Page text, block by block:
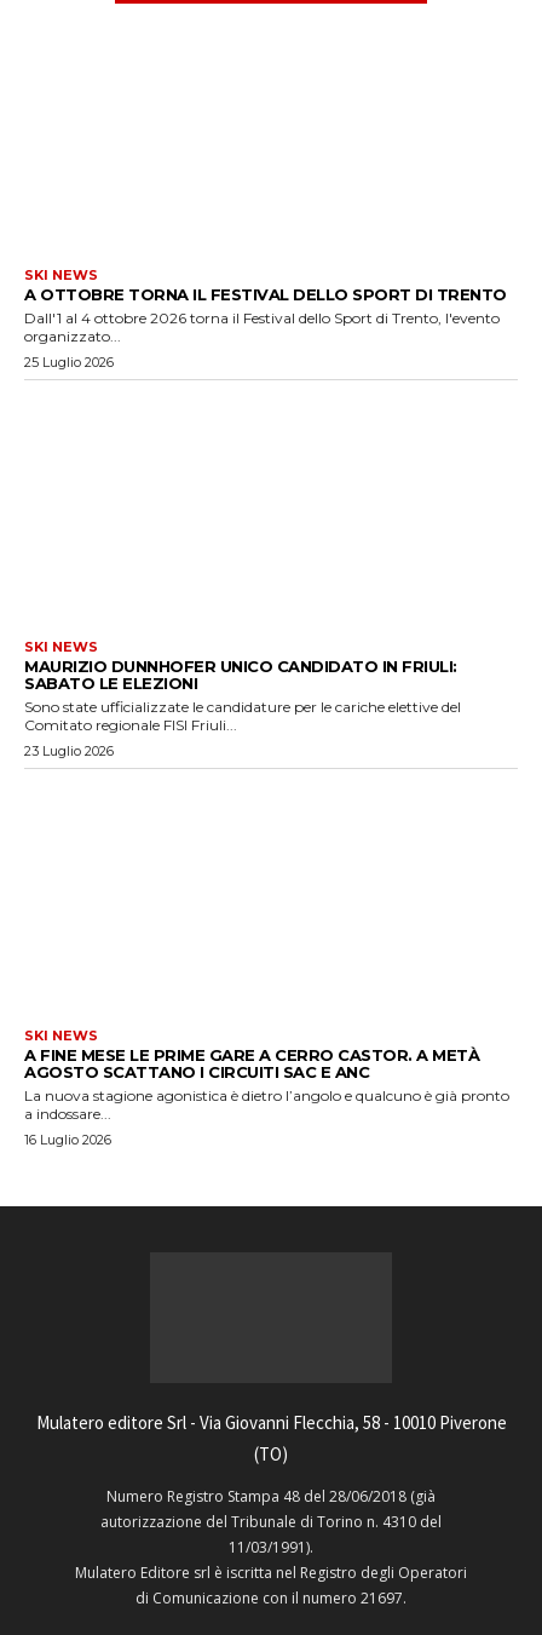
SKI NEWS
A OTTOBRE TORNA IL FESTIVAL DELLO SPORT DI TRENTO
Dall'1 al 4 ottobre 2026 torna il Festival dello Sport di Trento, l'evento
organizzato...
25 Luglio 2026
SKI NEWS
MAURIZIO DUNNHOFER UNICO CANDIDATO IN FRIULI:
SABATO LE ELEZIONI
Sono state ufficializzate le candidature per le cariche elettive del
Comitato regionale FISI Friuli...
23 Luglio 2026
SKI NEWS
A FINE MESE LE PRIME GARE A CERRO CASTOR. A METÀ
AGOSTO SCATTANO I CIRCUITI SAC E ANC
La nuova stagione agonistica è dietro l’angolo e qualcuno è già pronto
a indossare...
16 Luglio 2026
Mulatero editore Srl - Via Giovanni Flecchia, 58 - 10010 Piverone
(TO)
Numero Registro Stampa 48 del 28/06/2018 (già
autorizzazione del Tribunale di Torino n. 4310 del
11/03/1991).
Mulatero Editore srl è iscritta nel Registro degli Operatori
di Comunicazione con il numero 21697.